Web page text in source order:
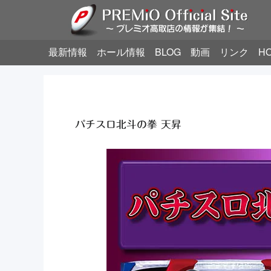
最新情報 ホール情報 BLOG 動画 リンク
パチスロ北斗の拳 天昇